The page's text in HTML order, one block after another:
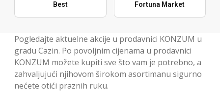
Best Fortuna Market
Pogledajte aktuelne akcije u prodavnici KONZUM u
gradu Cazin. Po povoljnim cijenama u prodavnici
KONZUM možete kupiti sve što vam je potrebno, a
zahvaljujući njihovom širokom asortimanu sigurno
nećete otići praznih ruku.